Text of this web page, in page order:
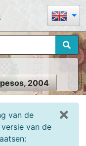
2004
van de
van de